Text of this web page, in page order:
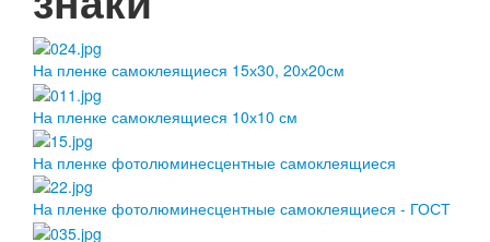
Гарантии
О нас
Статьи
Публичная оферта
Сертификаты
Вопрос-Ответ
Контакты
На пленке самоклеящиеся 15х30, 20х20см
На пленке самоклеящиеся 10х10 см
На пленке фотолюминесцентные самоклеящиеся
На пленке фотолюминесцентные самоклеящиеся - ГОСТ